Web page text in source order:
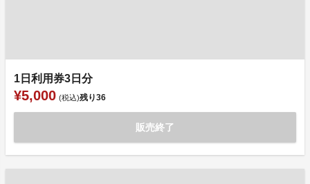
1日利用券3日分
¥5,000 (税込)残り36
販売終了